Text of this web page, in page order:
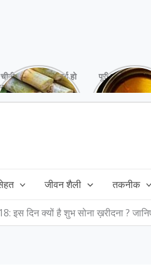
चीनी को कर दें ना, वर्ना हो
सकता है बहुत बड़ा नुक्सान
पूरी बनाने के
तेल बच जाता
जीवन शैली तकनीक
दिन क्यों है शुभ सोना ख़रीदना ?